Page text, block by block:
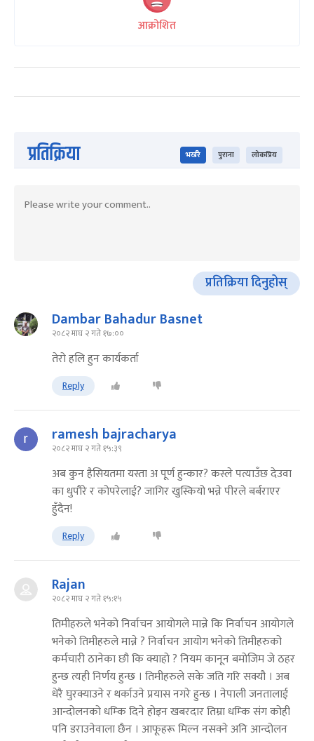
आक्रोशित
प्रतिक्रिया भर्खरै पुराना लोकप्रिय
प्रतिक्रिया दिनुहोस्
Dambar Bahadur Basnet
२०८२ माघ २ गते १७:००
तेरो हलि हुन कार्यकर्ता
Reply
ramesh bajracharya
२०८२ माघ २ गते १५:३९
अब कुन हैसियतमा यस्ता अ पूर्ण हुन्कार? कस्ले पत्याउँछ देउवा
का धुपौरे र कोपरेलाई? जागिर खुस्कियो भन्ने पीरले बर्बराएर
हुँदैन!
Reply
Rajan
२०८२ माघ २ गते १५:१५
तिमीहरुले भनेको निर्वाचन आयोगले मान्ने कि निर्वाचन आयोगले
भनेको तिमीहरुले मान्ने ? निर्वाचन आयोग भनेको तिमीहरुको
कर्मचारी ठानेका छौ कि क्याहो ? नियम कानून बमोजिम जे ठहर
हुन्छ त्यही निर्णय हुन्छ । तिमीहरुले सके जति गरि सक्यौ । अब
धेरै घुरक्याउने र थर्काउने प्रयास नगरे हुन्छ । नेपाली जनतालाई
आन्दोलनको धम्कि दिने होइन खबरदार तिम्रा धम्कि संग कोही
पनि डराउनेवाला छैन । आफूहरू मिल्न नसक्ने अनि आन्दोलन